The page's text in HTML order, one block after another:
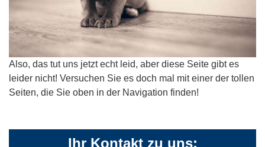
Also, das tut uns jetzt echt leid, aber diese Seite gibt es
leider nicht! Versuchen Sie es doch mal mit einer der tollen
Seiten, die Sie oben in der Navigation finden!
Ihr Kontakt zu uns: